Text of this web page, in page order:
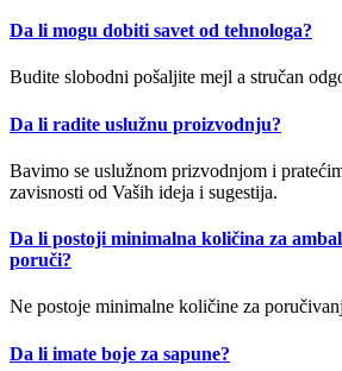
Da li mogu dobiti savet od tehnologa?
Budite slobodni pošaljite mejl a stručan
Da li radite uslužnu proizvodnju?
Bavimo se uslužnom prizvodnjom i
zavisnosti od Vaših ideja i sugestija.
Da li postoji minimalna količina za
poruči?
Ne postoje minimalne količine za
Da li imate boje za sapune?